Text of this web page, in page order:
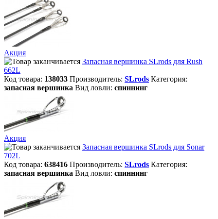
Акция
Запасная вершинка SLrods для Rush
662L
Код товара: 138033 Производитель: SLrods Категория:
запасная вершинка Вид ловли: спиннинг
Акция
Запасная вершинка SLrods для Sonar
702L
Код товара: 638416 Производитель: SLrods Категория:
запасная вершинка Вид ловли: спиннинг